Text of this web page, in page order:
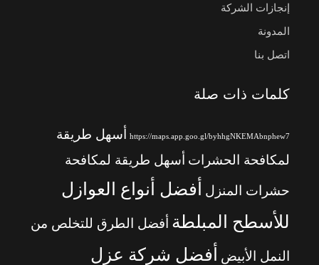
إنجازات الشركة
المدونة
اتصل بنا
كلمات ذات صلة
https://maps.app.goo.gl/byhhgNKEMAbnphew7
أسهل طريقة
لمكافحة الحشرات أسهل طريقة لمكافحة
حشرات المنزل
أفضل أنواع العوازل
للأسطح المبلطة أفضل الطرق للتخلص من
النمل الأبيض
أفضل شركة عزل